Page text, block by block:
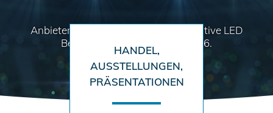
Anbieter für hochwertige und innovative LED
Beleuchtungssysteme seit 2006.
HANDEL,
AUSSTELLUNGEN,
PRÄSENTATIONEN